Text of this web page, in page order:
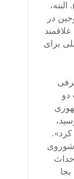
در
برای
دو
جمهوری
شوروی